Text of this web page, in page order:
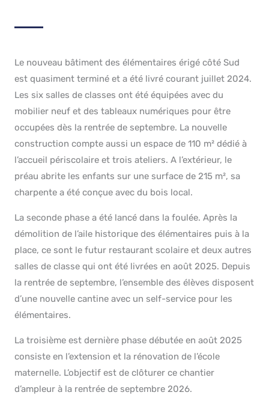
Le nouveau bâtiment des élémentaires érigé côté Sud
est quasiment terminé et a été livré courant juillet 2024.
Les six salles de classes ont été équipées avec du
mobilier neuf et des tableaux numériques pour être
occupées dès la rentrée de septembre. La nouvelle
construction compte aussi un espace de 110 m² dédié à
l’accueil périscolaire et trois ateliers. A l’extérieur, le
préau abrite les enfants sur une surface de 215 m², sa
charpente a été conçue avec du bois local.
La seconde phase a été lancé dans la foulée. Après la
démolition de l’aile historique des élémentaires puis à la
place, ce sont le futur restaurant scolaire et deux autres
salles de classe qui ont été livrées en août 2025. Depuis
la rentrée de septembre, l’ensemble des élèves disposent
d’une nouvelle cantine avec un self-service pour les
élémentaires.
La troisième est dernière phase débutée en août 2025
consiste en l’extension et la rénovation de l’école
maternelle. L’objectif est de clôturer ce chantier
d’ampleur à la rentrée de septembre 2026.